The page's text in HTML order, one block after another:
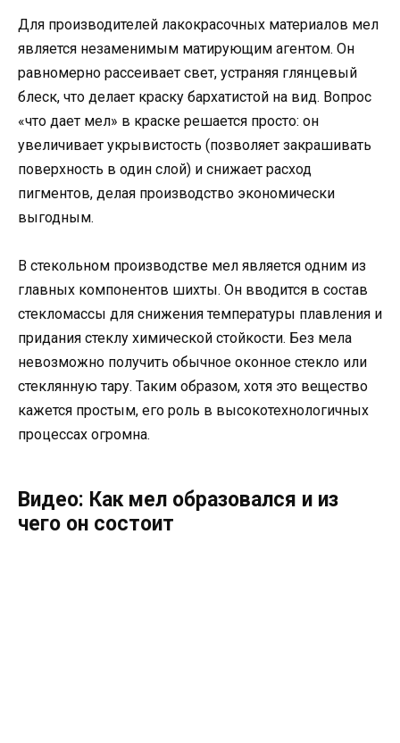
Для производителей лакокрасочных материалов мел
является незаменимым матирующим агентом. Он
равномерно рассеивает свет, устраняя глянцевый
блеск, что делает краску бархатистой на вид. Вопрос
«что дает мел» в краске решается просто: он
увеличивает укрывистость (позволяет закрашивать
поверхность в один слой) и снижает расход
пигментов, делая производство экономически
выгодным.
В стекольном производстве мел является одним из
главных компонентов шихты. Он вводится в состав
стекломассы для снижения температуры плавления и
придания стеклу химической стойкости. Без мела
невозможно получить обычное оконное стекло или
стеклянную тару. Таким образом, хотя это вещество
кажется простым, его роль в высокотехнологичных
процессах огромна.
Видео: Как мел образовался и из
чего он состоит